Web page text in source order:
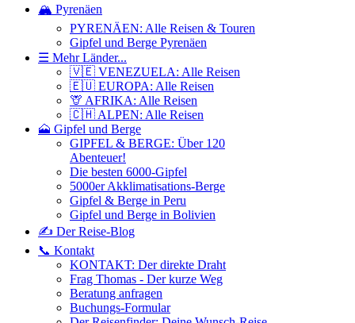
🏔️ Pyrenäen
PYRENÄEN: Alle Reisen & Touren
Gipfel und Berge Pyrenäen
☰ Mehr Länder...
🇻🇪 VENEZUELA: Alle Reisen
🇪🇺 EUROPA: Alle Reisen
🦒 AFRIKA: Alle Reisen
🇨🇭 ALPEN: Alle Reisen
🗻 Gipfel und Berge
GIPFEL & BERGE: Über 120
Abenteuer!
Die besten 6000-Gipfel
5000er Akklimatisations-Berge
Gipfel & Berge in Peru
Gipfel und Berge in Bolivien
✍️ Der Reise-Blog
📞 Kontakt
KONTAKT: Der direkte Draht
Frag Thomas - Der kurze Weg
Beratung anfragen
Buchungs-Formular